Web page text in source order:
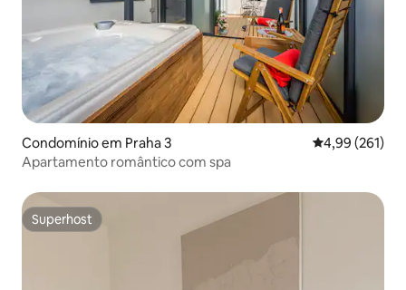
Condomínio em Praha 3 Classificação
4,99 (261)
Apartamento romântico com spa
Superhost
Superhost